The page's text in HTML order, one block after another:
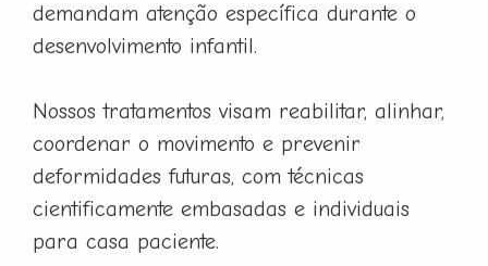
demandam atenção específica durante o
desenvolvimento infantil.
Nossos tratamentos visam reabilitar, alinhar,
coordenar o movimento e prevenir
deformidades futuras, com técnicas
cientificamente embasadas e individuais
para casa paciente.